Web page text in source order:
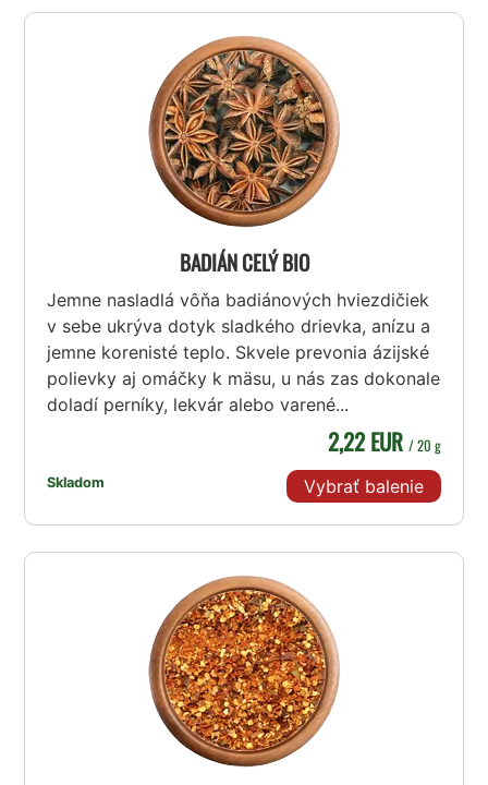
BADIÁN CELÝ BIO
Jemne nasladlá vôňa badiánových hviezdičiek
v sebe ukrýva dotyk sladkého drievka, anízu a
jemne korenisté teplo. Skvele prevonia ázijské
polievky aj omáčky k mäsu, u nás zas dokonale
doladí perníky, lekvár alebo varené...
Skladom
2,22 EUR / 20 g
Vybrať balenie